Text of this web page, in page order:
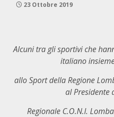
23 Ottobre 2019
Alcuni tra gli sportivi che
italiano
allo Sport della Regione
al Presidente
Regionale C.O.N.I.